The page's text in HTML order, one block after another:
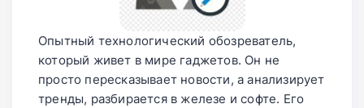
Опытный технологический обозреватель,
который живет в мире гаджетов. Он не
просто пересказывает новости, а анализирует
тренды, разбирается в железе и софте. Его